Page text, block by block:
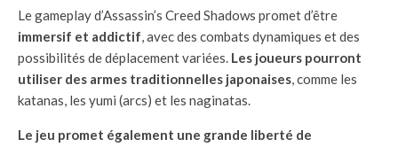
Le gameplay d’Assassin’s Creed Shadows promet d’être
immersif et addictif, avec des combats dynamiques et des
possibilités de déplacement variées. Les joueurs pourront
utiliser des armes traditionnelles japonaises, comme les
katanas, les yumi (arcs) et les naginatas.
Le jeu promet également une grande liberté de